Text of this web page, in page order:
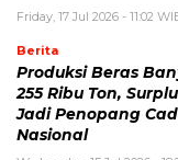
Friday, 17 Jul 2026 - 11:02
Berita
Produksi Beras
255 Ribu Ton,
Jadi Penopang
Nasional